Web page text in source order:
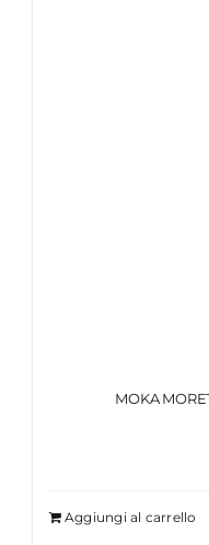
MOKA
Aggiungi al carrello